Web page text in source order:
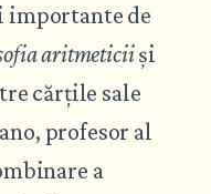
importante de
aritmeticiiși
cărțile sale
profesor al
a